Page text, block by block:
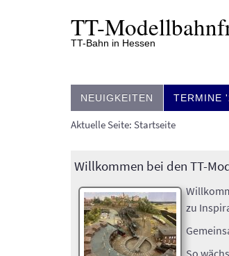
TT-
TT-Bahn in Hessen
NEUIGKEITEN TERMINE
Aktuelle Seite: Startseite
Willkommen bei den TT-
zu
So